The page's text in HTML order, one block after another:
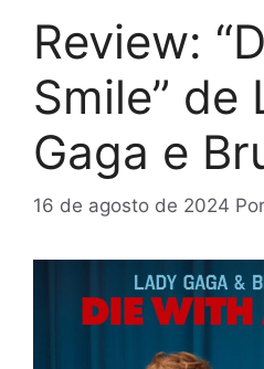
Review:
Smile” de
Gaga e
16 de agosto de 2024 Por